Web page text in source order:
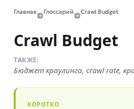
Главная Глоссарий Crawl Budget
Crawl Budget
ТАКЖЕ:
Бюджет краулинга, crawl rate,
КОРОТКО